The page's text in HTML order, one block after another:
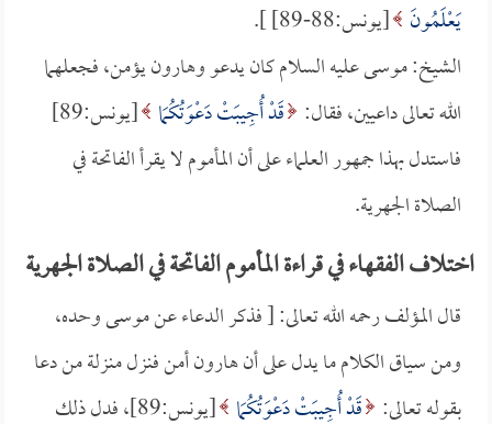
يَعْلَمُونَ [يونس:88-89] ].
الشيخ: موسى عليه السلام كان يدعو وهارون يؤمن، فجعلهما
الله تعالى داعيين، فقال: قَدْ أُجِيبَتْ دَعْوَتُكُمَا
[يونس:89]
فاستدل بهذا جمهور العلماء على أن المأموم لا يقرأ الفاتحة في
الصلاة الجهرية.
اختلاف الفقهاء في قراءة المأموم الفاتحة في الصلاة الجهرية
قال المؤلف رحمه الله تعالى: [ فذكر الدعاء عن موسى وحده،
ومن سياق الكلام ما يدل على أن هارون أمن فنزل منزلة من دعا
بقوله تعالى: قَدْ أُجِيبَتْ دَعْوَتُكُمَا [يونس:89]، فدل ذلك